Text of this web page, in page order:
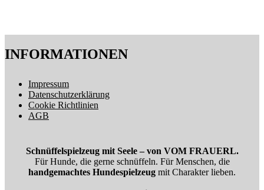
INFORMATIONEN
Impressum
Datenschutzerklärung
Cookie Richtlinien
AGB
Schnüffelspielzeug mit Seele – von VOM FRAUERL.
Für Hunde, die gerne schnüffeln. Für Menschen, die
handgemachtes Hundespielzeug mit Charakter lieben.